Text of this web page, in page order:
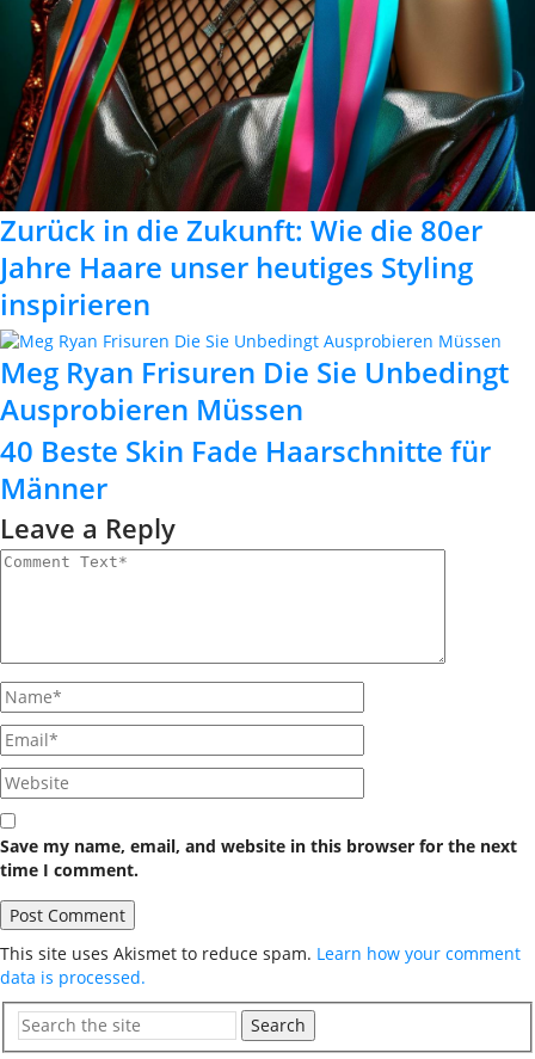
Zurück in die Zukunft: Wie die 80er
Jahre Haare unser heutiges Styling
inspirieren
Meg Ryan Frisuren Die Sie Unbedingt
Ausprobieren Müssen
40 Beste Skin Fade Haarschnitte für
Männer
Leave a Reply
Save my name, email, and website in this browser for the next
time I comment.
This site uses Akismet to reduce spam. Learn how your comment
data is processed.
Search